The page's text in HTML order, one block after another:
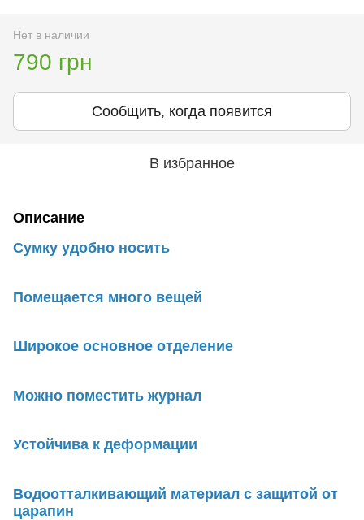
Нет в наличии
790 грн
Сообщить, когда появится
В избранное
Описание
Сумку удобно носить
Помещается много вещей
Широкое основное отделение
Можно поместить журнал
Устойчива к деформации
Водоотталкивающий материал с защитой от
царапин